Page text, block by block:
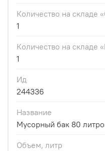
Количество на складе
1
Количество на складе
1
Ид
244336
Название
Мусорный бак 80
Объем, литр